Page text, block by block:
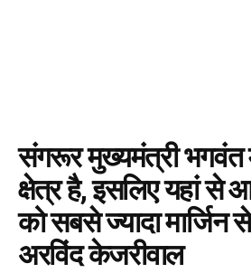
संगरूर मुख्यमंत्री भगवंत
क्षेत्र है, इसलिए यहां से
को सबसे ज्यादा मार्जिन
अरविंद केजरीवाल